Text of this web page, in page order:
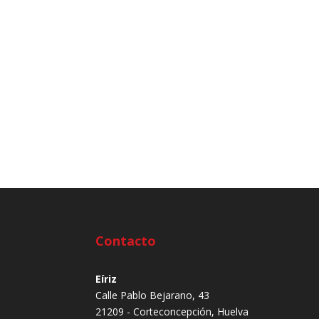
Contacto
Eíriz
Calle Pablo Bejarano, 43
21209 - Corteconcepción, Huelva